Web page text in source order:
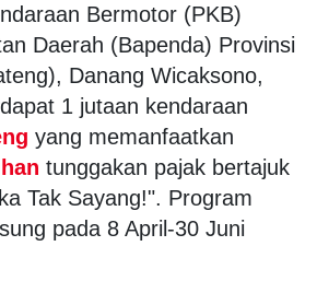
Bermotor (PKB)
Daerah (Bapenda) Provinsi
Danang Wicaksono,
1 jutaan kendaraan
yang memanfaatkan
tunggakan pajak bertajuk
Tak Sayang!". Program
pada 8 April-30 Juni